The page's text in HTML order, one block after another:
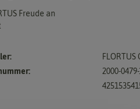
2000-